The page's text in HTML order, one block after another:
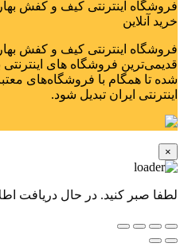
فروشگاه اینترنتی کیف و کفش
خرید آنلاین
فروشگاه اینترنتی کیف و کفش
قدیمی‌ترین فروشگاه های
شده تا همگام با فروشگاه‌های
اینترنتی ایران تبدیل شود.
×
لطفا صبر کنید. در حال دریافت